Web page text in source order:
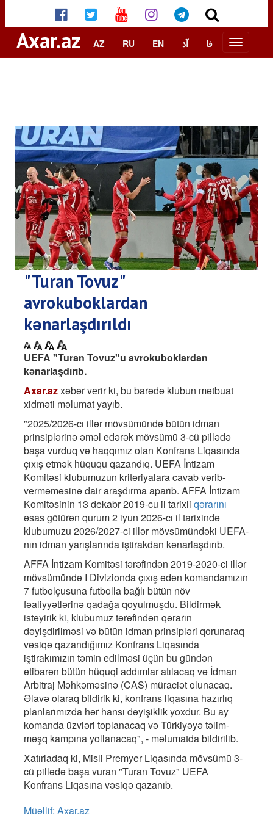
Axar.az AZ RU EN آذ فا
"Turan Tovuz"
avrokuboklardan
kənarlaşdırıldı
UEFA "Turan Tovuz"u avrokuboklardan
kənarlaşdırıb.
Axar.azxəbər verir ki, bu barədə klubun mətbuat
xidməti məlumat yayıb.
"2025/2026-cı illər mövsümündə bütün idman
prinsiplərinə əməl edərək mövsümü 3-cü pillədə
başa vurduq və haqqımız olan Konfrans Liqasında
çıxış etmək hüququ qazandıq. UEFA İntizam
Komitəsi klubumuzun kriteriyalara cavab verib-
verməməsinə dair araşdırma aparıb. AFFA İntizam
Komitəsinin 13 dekabr 2019-cu il tarixli qərarını
əsas götürən qurum 2 iyun 2026-cı il tarixində
klubumuzu 2026/2027-ci illər mövsümündəki UEFA-
nın idman yarışlarında iştirakdan kənarlaşdırıb.
AFFA İntizam Komitəsi tərəfindən 2019-2020-ci illər
mövsümündə I Divizionda çıxış edən komandamızın
7 futbolçusuna futbolla bağlı bütün növ
fəaliyyətlərinə qadağa qoyulmuşdu. Bildirmək
istəyirik ki, klubumuz tərəfindən qərarın
dəyişdirilməsi və bütün idman prinsipləri qorunaraq
vəsiqə qazandığımız Konfrans Liqasında
iştirakımızın təmin edilməsi üçün bu gündən
etibarən bütün hüquqi addımlar atılacaq və İdman
Arbitraj Məhkəməsinə (CAS) müraciət olunacaq.
Əlavə olaraq bildirik ki, konfrans liqasına hazırlıq
planlarımızda hər hansı dəyişiklik yoxdur. Bu ay
komanda üzvləri toplanacaq və Türkiyəyə təlim-
məşq kampına yollanacaq", - məlumatda bildirilib.
Xatırladaq ki, Misli Premyer Liqasında mövsümü 3-
cü pillədə başa vuran "Turan Tovuz" UEFA
Konfrans Liqasına vəsiqə qazanıb.
Müəllif: Axar.az